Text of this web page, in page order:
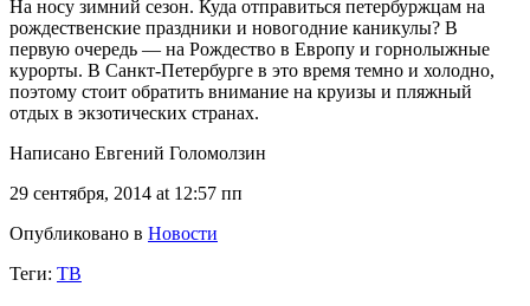
На носу зимний сезон. Куда отправиться петербуржцам на
рождественские праздники и новогодние каникулы? В
первую очередь — на Рождество в Европу и горнолыжные
курорты. В Санкт-Петербурге в это время темно и холодно,
поэтому стоит обратить внимание на круизы и пляжный
отдых в экзотических странах.
Написано Евгений Голомолзин
29 сентября, 2014 at 12:57 пп
Опубликовано в Новости
Теги: ТВ